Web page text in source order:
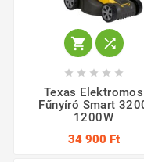
 
    
Texas Elektromos
Fűnyíró Smart
1200W
34 900 Ft